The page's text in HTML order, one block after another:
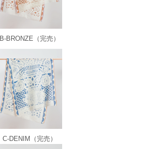
B-BRONZE（完売）
C-DENIM（完売）